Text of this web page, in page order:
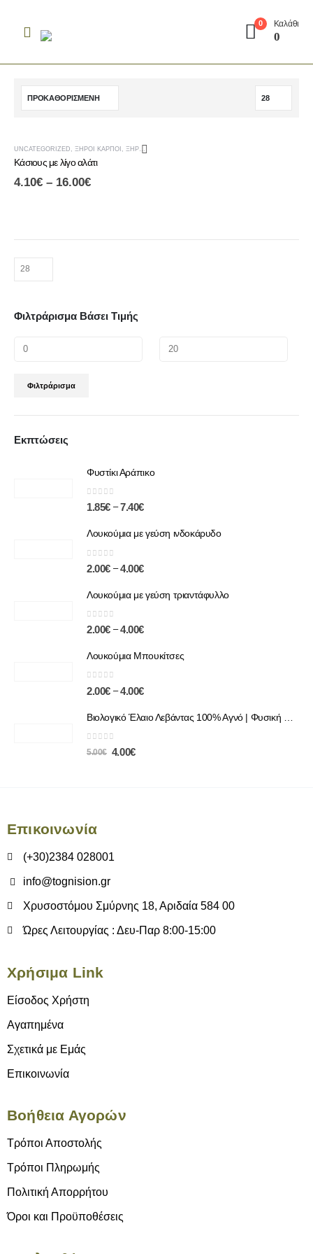
0 Καλάθι
0
UNCATEGORIZED , ΞΗΡΟΊ ΚΑΡΠΟΊ , ΞΗΡΟΊ ΚΑΡΠΟΊ & ΑΠΟΞΗΡΑΜΈΝΑ ΦΡΟΎΤΑ
Κάσιους με λίγο αλάτι
4.10€ – 16.00€
Φιλτράρισμα Βάσει Τιμής
Φιλτράρισμα
Εκπτώσεις
Φυστίκι Αράπικο
0 out of 5
1.85€ – 7.40€
Λουκούμια με γεύση ινδοκάρυδο
0out of 5
2.00€ – 4.00€
Λουκούμια με γεύση τριαντάφυλλο
0out of 5
2.00€ – 4.00€
Λουκούμια Μπουκίτσες
0out of 5
2.00€ – 4.00€
0 out of 5
5.00€ 4.00€
Επικοινωνία
(+30)2384 028001
info@tognision.gr
Χρυσοστόμου Σμύρνης 18, Αριδαία 584 00
Ώρες Λειτουργίας : Δευ-Παρ 8:00-15:00
Χρήσιμα Link
Είσοδος Χρήστη
Αγαπημένα
Σχετικά με Εμάς
Επικοινωνία
Βοήθεια Αγορών
Τρόποι Αποστολής
Τρόποι Πληρωμής
Πολιτική Απορρήτου
Όροι και Προϋποθέσεις